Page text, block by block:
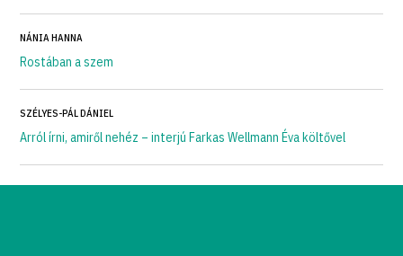
NÁNIA HANNA
Rostában a szem
SZÉLYES-PÁL DÁNIEL
Arról írni, amiről nehéz – interjú Farkas Wellmann Éva költővel